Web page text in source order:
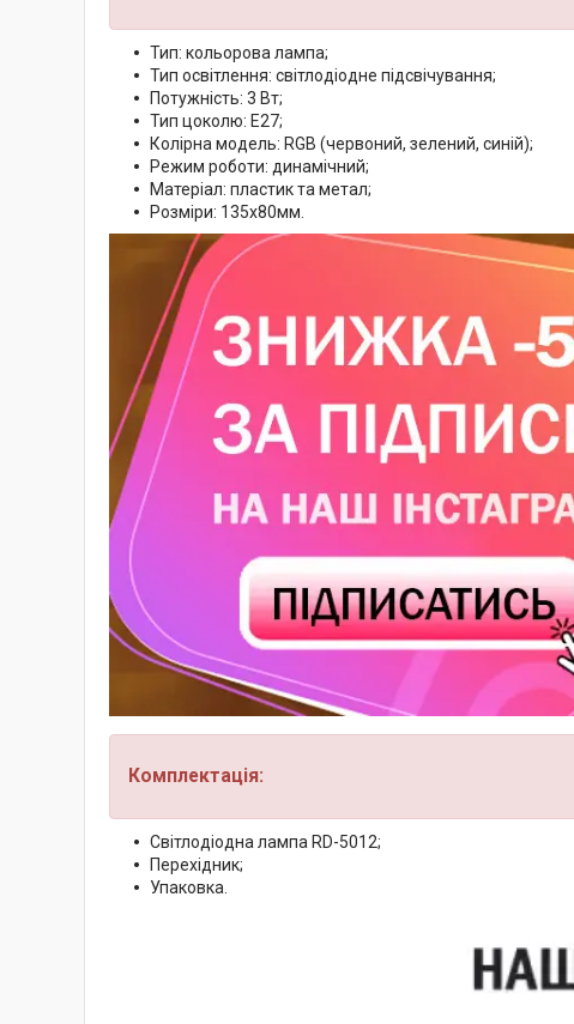
Тип: кольорова лампа;
Тип освітлення: світлодіодне підсвічування;
Потужність: 3 Вт;
Тип цоколю: E27;
Колірна модель: RGB (червоний, зелений, синій);
Режим роботи: динамічний;
Матеріал: пластик та метал;
Розміри: 135x80мм.
Комплектація:
Світлодіодна лампа RD-5012;
Перехідник;
Упаковка.